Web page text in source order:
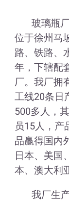
玻璃瓶厂
位于徐州马
路、铁路、
年，下辖配
厂。我厂拥
工线20条日
500多人，
员15人，产
品赢得国内
日本、美国
本、澳大利
我厂生产